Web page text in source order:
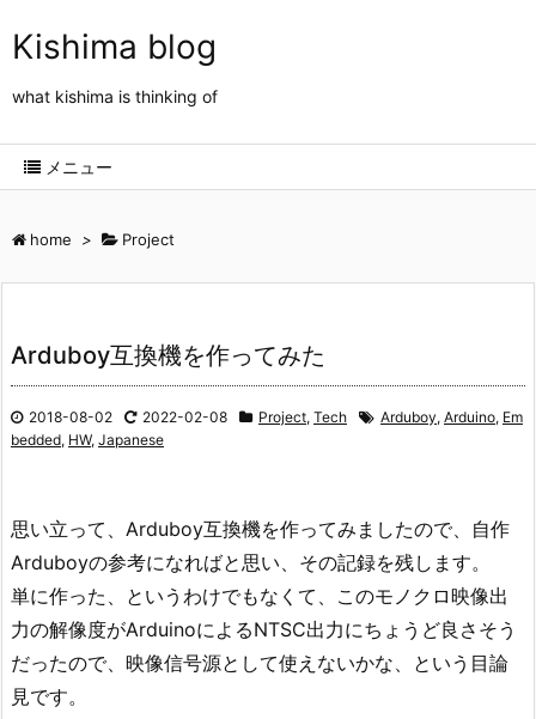
Kishima blog
what kishima is thinking of
メニュー
home > Project
Arduboy互換機を作ってみた
2018-08-02 2022-02-08 Project, Tech Arduboy, Arduino, Em
bedded, HW, Japanese
思い立って、Arduboy互換機を作ってみましたので、自作
Arduboyの参考になればと思い、その記録を残します。
単に作った、というわけでもなくて、このモノクロ映像出
力の解像度がArduinoによるNTSC出力にちょうど良さそう
だったので、映像信号源として使えないかな、という目論
見です。